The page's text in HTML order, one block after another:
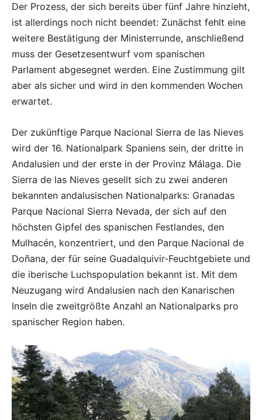
Der Prozess, der sich bereits über fünf Jahre hinzieht,
ist allerdings noch nicht beendet: Zunächst fehlt eine
weitere Bestätigung der Ministerrunde, anschließend
muss der Gesetzesentwurf vom spanischen
Parlament abgesegnet werden. Eine Zustimmung gilt
aber als sicher und wird in den kommenden Wochen
erwartet.
Der zukünftige Parque Nacional Sierra de las Nieves
wird der 16. Nationalpark Spaniens sein, der dritte in
Andalusien und der erste in der Provinz Málaga. Die
Sierra de las Nieves gesellt sich zu zwei anderen
bekannten andalusischen Nationalparks: Granadas
Parque Nacional Sierra Nevada, der sich auf den
höchsten Gipfel des spanischen Festlandes, den
Mulhacén, konzentriert, und den Parque Nacional de
Doñana, der für seine Guadalquivir-Feuchtgebiete und
die iberische Luchspopulation bekannt ist. Mit dem
Neuzugang wird Andalusien nach den Kanarischen
Inseln die zweitgrößte Anzahl an Nationalparks pro
spanischer Region haben.